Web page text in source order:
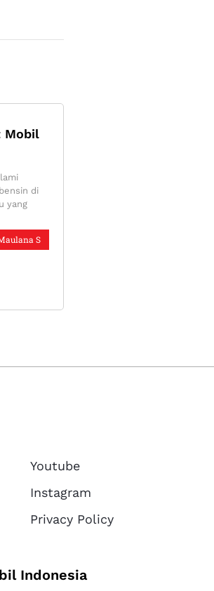
Mobil
S
di
yang
Youtube
Instagram
Privacy Policy
Indonesia